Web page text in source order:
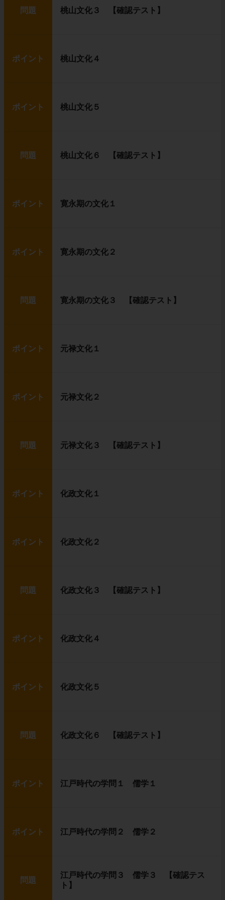
問題 桃山文化３ 【確認テスト】
ポイント 桃山文化４
ポイント 桃山文化５
問題 桃山文化６ 【確認テスト】
ポイント 寛永期の文化１
ポイント 寛永期の文化２
問題 寛永期の文化３ 【確認テスト】
ポイント 元禄文化１
ポイント 元禄文化２
問題 元禄文化３ 【確認テスト】
ポイント 化政文化１
ポイント 化政文化２
問題 化政文化３ 【確認テスト】
ポイント 化政文化４
ポイント 化政文化５
問題 化政文化６ 【確認テスト】
ポイント 江戸時代の学問１ 儒学１
ポイント 江戸時代の学問２ 儒学２
問題
江戸時代の学問３ 儒学３ 【確認テス
ト】